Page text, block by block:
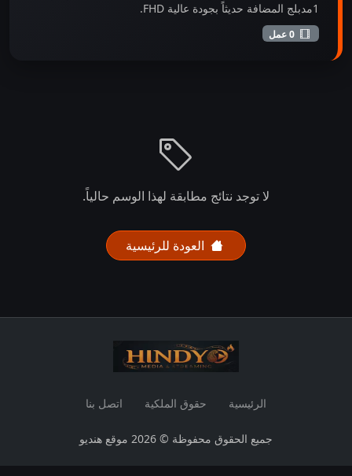
1مدبلج المضافة حديثاً بجودة عالية FHD.
لا توجد نتائج مطابقة لهذا الوسم حالياً.
العودة للرئيسية
الرئيسية حقوق الملكية اتصل بنا
جميع الحقوق محفوظة © 2026 موقع هنديو